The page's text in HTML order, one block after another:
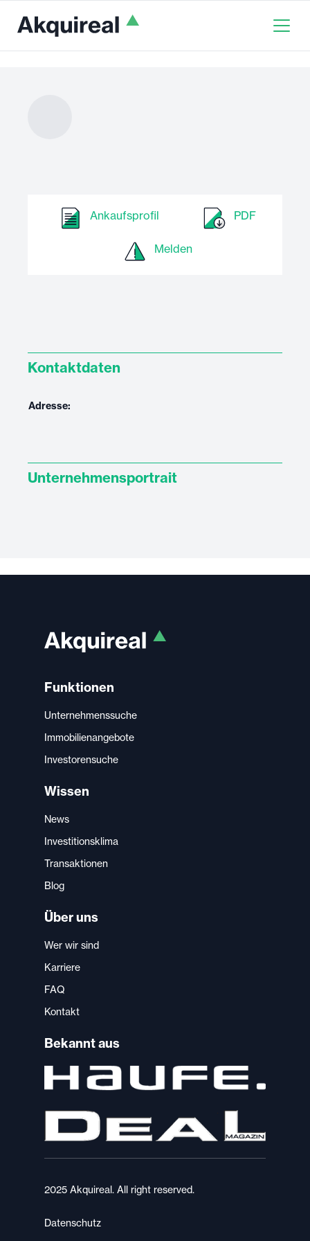
Ankaufsprofil PDF
Melden
Kontaktdaten
Adresse:
Unternehmensportrait
Funktionen
Unternehmenssuche
Immobilienangebote
Investorensuche
Wissen
News
Investitionsklima
Transaktionen
Blog
Über uns
Wer wir sind
Karriere
FAQ
Kontakt
Bekannt aus
2025 Akquireal. All right reserved.
Datenschutz